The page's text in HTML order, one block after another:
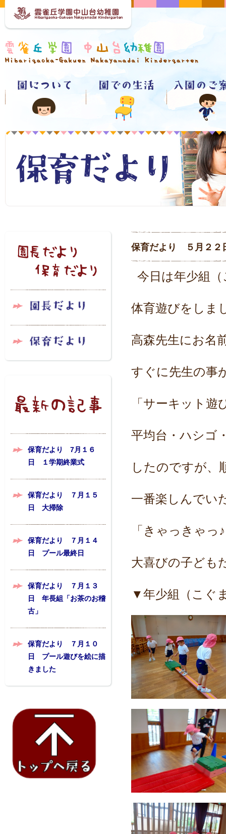
保育だより 7月１６
日 １学期終業式
保育だより ７月１５
日 大掃除
保育だより ７月１４
日 プール最終日
保育だより ７月１３
日 年長組「お茶のお稽
古」
保育だより ７月１０
日 プール遊びを絵に描
きました
保育だより ５月２２
今日は年少組
体育遊びをしま
高森先生にお名
すぐに先生の事
「サーキット
平均台・ハシゴ
したのですが、
一番楽しんでい
「きゃっきゃ
大喜びの子ども
▼年少組（こぐ